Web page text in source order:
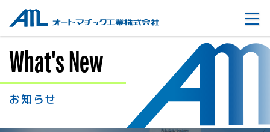
What's New
お知らせ